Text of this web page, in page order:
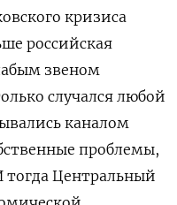
кризиса
российская
звеном
случался любой
каналом
проблемы,
тогда Центральный